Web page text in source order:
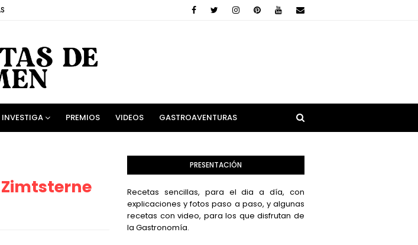
INVESTIGA PREMIOS VIDEOS GASTROAVENTURAS
PRESENTACIÓN
Recetas sencillas, para el dia a día, con
explicaciones y fotos paso a paso, y algunas
recetas con video, para los que disfrutan de
la Gastronomía.